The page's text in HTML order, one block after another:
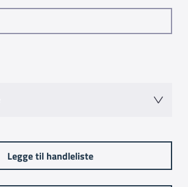
Legge til handleliste